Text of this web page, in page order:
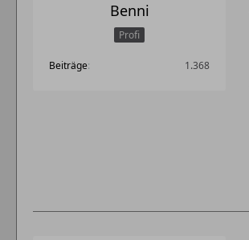
Benni
Profi
Beiträge 1.368